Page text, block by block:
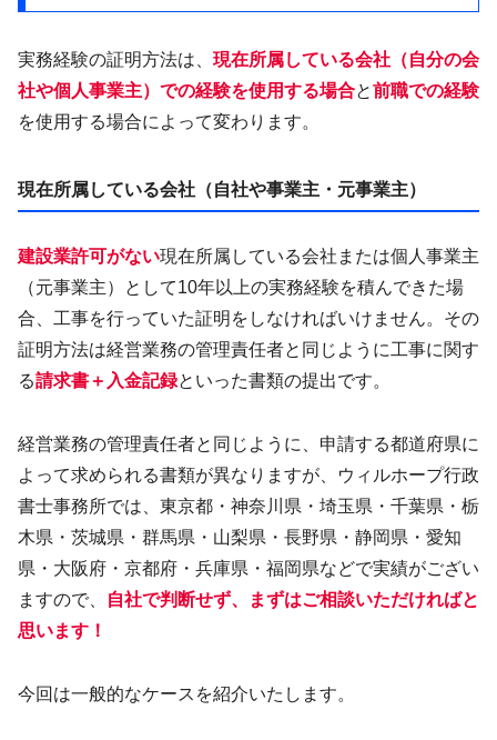
実務経験の証明方法は、 現在所属している会社（自分の会
社や個人事業主）での経験を使用する場合と前職での経験
を使用する場合によって変わります。
現在所属している会社（自社や事業主・元事業主）
建設業許可がない現在所属している会社または個人事業主
（元事業主）として10年以上の実務経験を積んできた場
合、工事を行っていた証明をしなければいけません。その
証明方法は経営業務の管理責任者と同じように工事に関す
る請求書＋入金記録といった書類の提出です。
経営業務の管理責任者と同じように、申請する都道府県に
よって求められる書類が異なりますが、ウィルホープ行政
書士事務所では、東京都・神奈川県・埼玉県・千葉県・栃
木県・茨城県・群馬県・山梨県・長野県・静岡県・愛知
県・大阪府・京都府・兵庫県・福岡県などで実績がござい
ますので、
自社で判断せず、まずはご相談いただければと
思います！
今回は一般的なケースを紹介いたします。